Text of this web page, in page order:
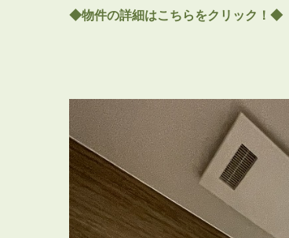
◆物件の詳細はこちらをクリック！◆